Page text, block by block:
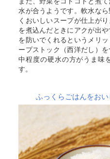
水が合うようです。軟水な
くおいしいスープが仕上が
を煮込んだときにアクが出
を防いでくれるというメリ
ープストック（西洋だし）
中程度の硬水の方がうま味
す。
ふっくらごはんをお